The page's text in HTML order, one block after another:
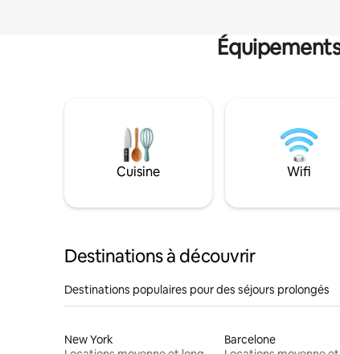
Cuisine Wifi
Destinations à découvrir
Destinations populaires pour des séjours prolongés
New York
Barcelone